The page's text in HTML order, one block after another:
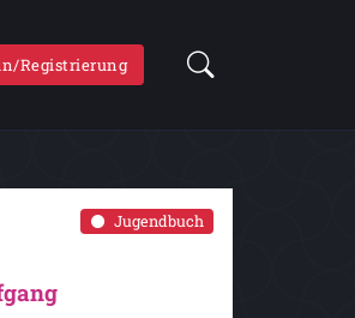
Registrierung
Jugendbuch